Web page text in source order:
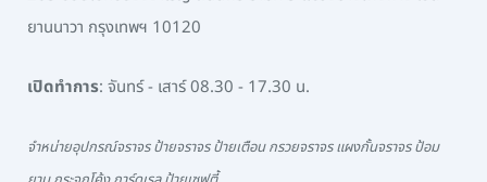
ยานนาวา กรุงเทพฯ 10120
เปิดทำการ: จันทร์ - เสาร์ 08.30 - 17.30 น.
จำหน่ายอุปกรณ์จราจร ป้ายจราจร ป้ายเตือน กรวยจราจร แผงกั้นจราจร ป้อม